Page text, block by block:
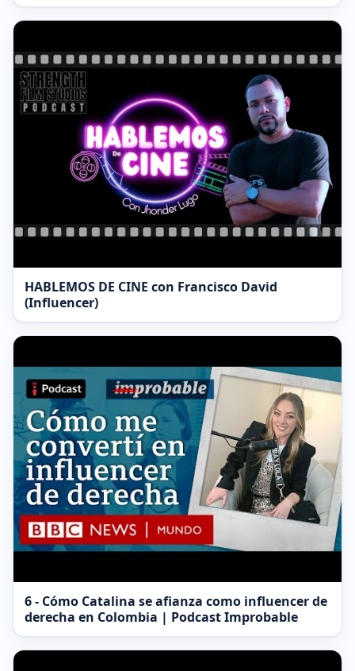
HABLEMOS DE CINE con Francisco David
(Influencer)
6 - Cómo Catalina se afianza como influencer de
derecha en Colombia | Podcast Improbable